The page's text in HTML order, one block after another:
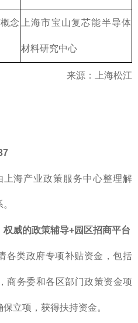
念 上海市宝山复芯能半导体
材料研究中心
来源：上海松江
海产业政策服务中心整理解
权威的政策辅导+园区招商平台
各类政府专项补贴资金，包括
商务委和各区部门政策资金项
立项，获得扶持资金。